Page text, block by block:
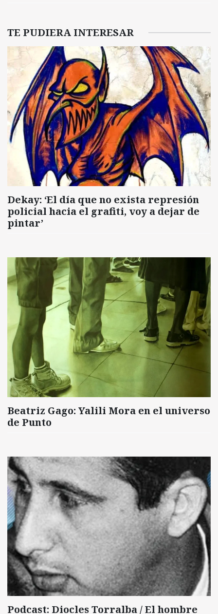
TE PUDIERA INTERESAR
Dekay: ‘El día que no exista represión
policial hacia el grafiti, voy a dejar de
pintar’
Beatriz Gago: Yalili Mora en el universo
de Punto
Podcast: Diocles Torralba / El hombre